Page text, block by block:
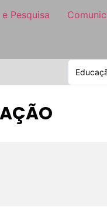
Pesquisa